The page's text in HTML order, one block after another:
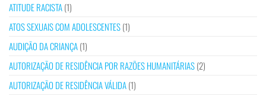
ATITUDE RACISTA(1)
ATOS SEXUAIS COM ADOLESCENTES(1)
AUDIÇÃO DA CRIANÇA(1)
AUTORIZAÇÃO DE RESIDÊNCIA POR RAZÕES HUMANITÁRIAS(2)
AUTORIZAÇÃO DE RESIDÊNCIA VÁLIDA(1)